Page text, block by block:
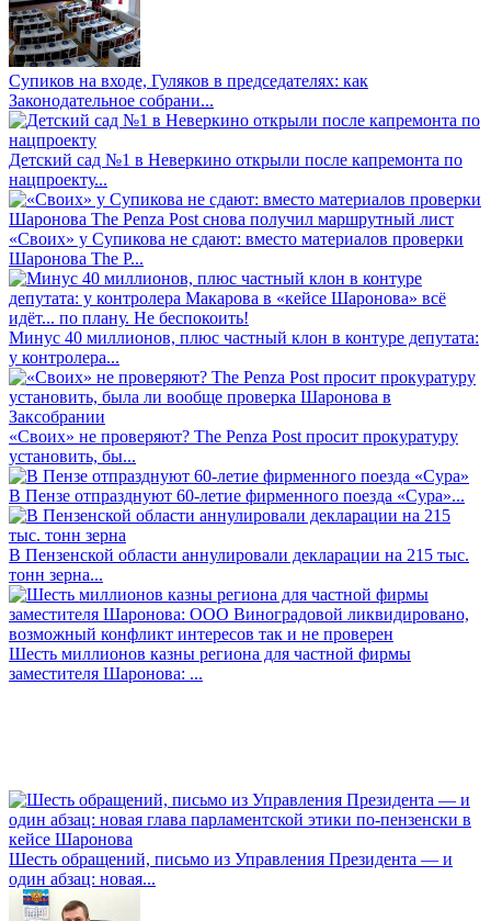
Супиков на входе, Гуляков в председателях: как
Законодательное собрани...
Детский сад №1 в Неверкино открыли после капремонта по
нацпроекту...
«Своих» у Супикова не сдают: вместо материалов проверки
Шаронова The P...
Минус 40 миллионов, плюс частный клон в контуре депутата:
у контролера...
«Своих» не проверяют? The Penza Post просит прокуратуру
установить, бы...
В Пензе отпразднуют 60-летие фирменного поезда «Сура»...
В Пензенской области аннулировали декларации на 215 тыс.
тонн зерна...
Шесть миллионов казны региона для частной фирмы
заместителя Шаронова: ...
Шесть обращений, письмо из Управления Президента — и
один абзац: новая...